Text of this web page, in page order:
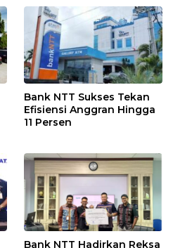
Bank NTT Sukses Tekan
Efisiensi Anggran Hingga
11 Persen
Bank NTT Hadirkan Reksa